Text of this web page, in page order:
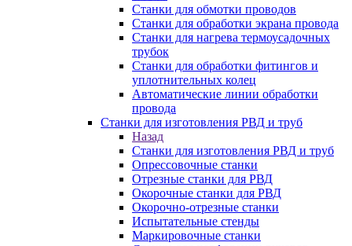
Станки для обмотки проводов
Станки для обработки экрана провода
Станки для нагрева термоусадочных
трубок
Станки для обработки фитингов и
уплотнительных колец
Автоматические линии обработки
провода
Станки для изготовления РВД и труб
Назад
Станки для изготовления РВД и труб
Опрессовочные станки
Отрезные станки для РВД
Окорочные станки для РВД
Окорочно-отрезные станки
Испытательные стенды
Маркировочные станки